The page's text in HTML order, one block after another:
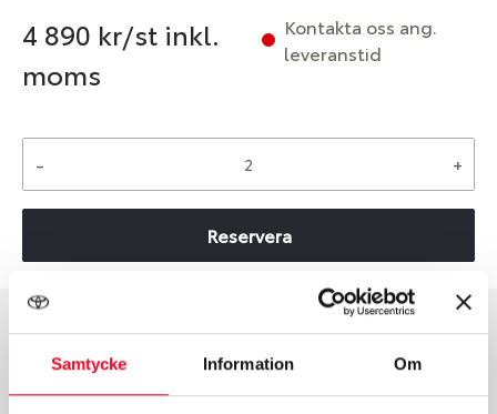
Samtycke Information Om
4 890 kr/st inkl.
moms
Kontakta oss ang.
leveranstid
- +
Reservera
Däcktyp
Sommar
Däckstorlek